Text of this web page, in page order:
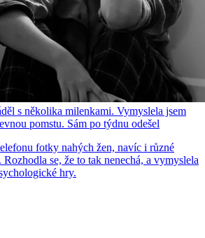
s několika milenkami. Vymyslela jsem
pomstu. Sám po týdnu odešel
fotky nahých žen, navíc i různé
se, že to tak nenechá, a vymyslela
hry.